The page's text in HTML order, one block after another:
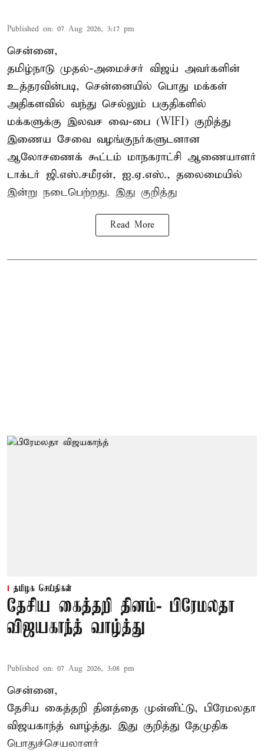
Published on: 07 Aug 2026, 3:17 pm
சென்னை,
தமிழ்நாடு முதல்-அமைச்சர் விஜய் அவர்களின்
உத்தரவின்படி, சென்னையில் பொது மக்கள்
அதிகளவில் வந்து செல்லும் பகுதிகளில்
மக்களுக்கு இலவச வை-பை (WIFI) குறித்து
இணைய சேவை வழங்குநர்களுடனான
ஆலோசணைக் கூட்டம் மாநகராட்சி ஆணையாளர்
டாக்டர் ஜி.எஸ்.சமீரன், ஐ.ஏ.எஸ்., தலைமையில்
இன்று நடைபெற்றது. இது குறித்து
Read More
தமிழக செய்திகள்
தேசிய கைத்தறி தினம்- பிரேமலதா
விஜயகாந்த் வாழ்த்து
Published on: 07 Aug 2026, 3:08 pm
சென்னை,
தேசிய கைத்தறி தினத்தை முன்னிட்டு, பிரேமலதா
விஜயகாந்த் வாழ்த்து. இது குறித்து தேமுதிக
பொதுச்செயலாளர்